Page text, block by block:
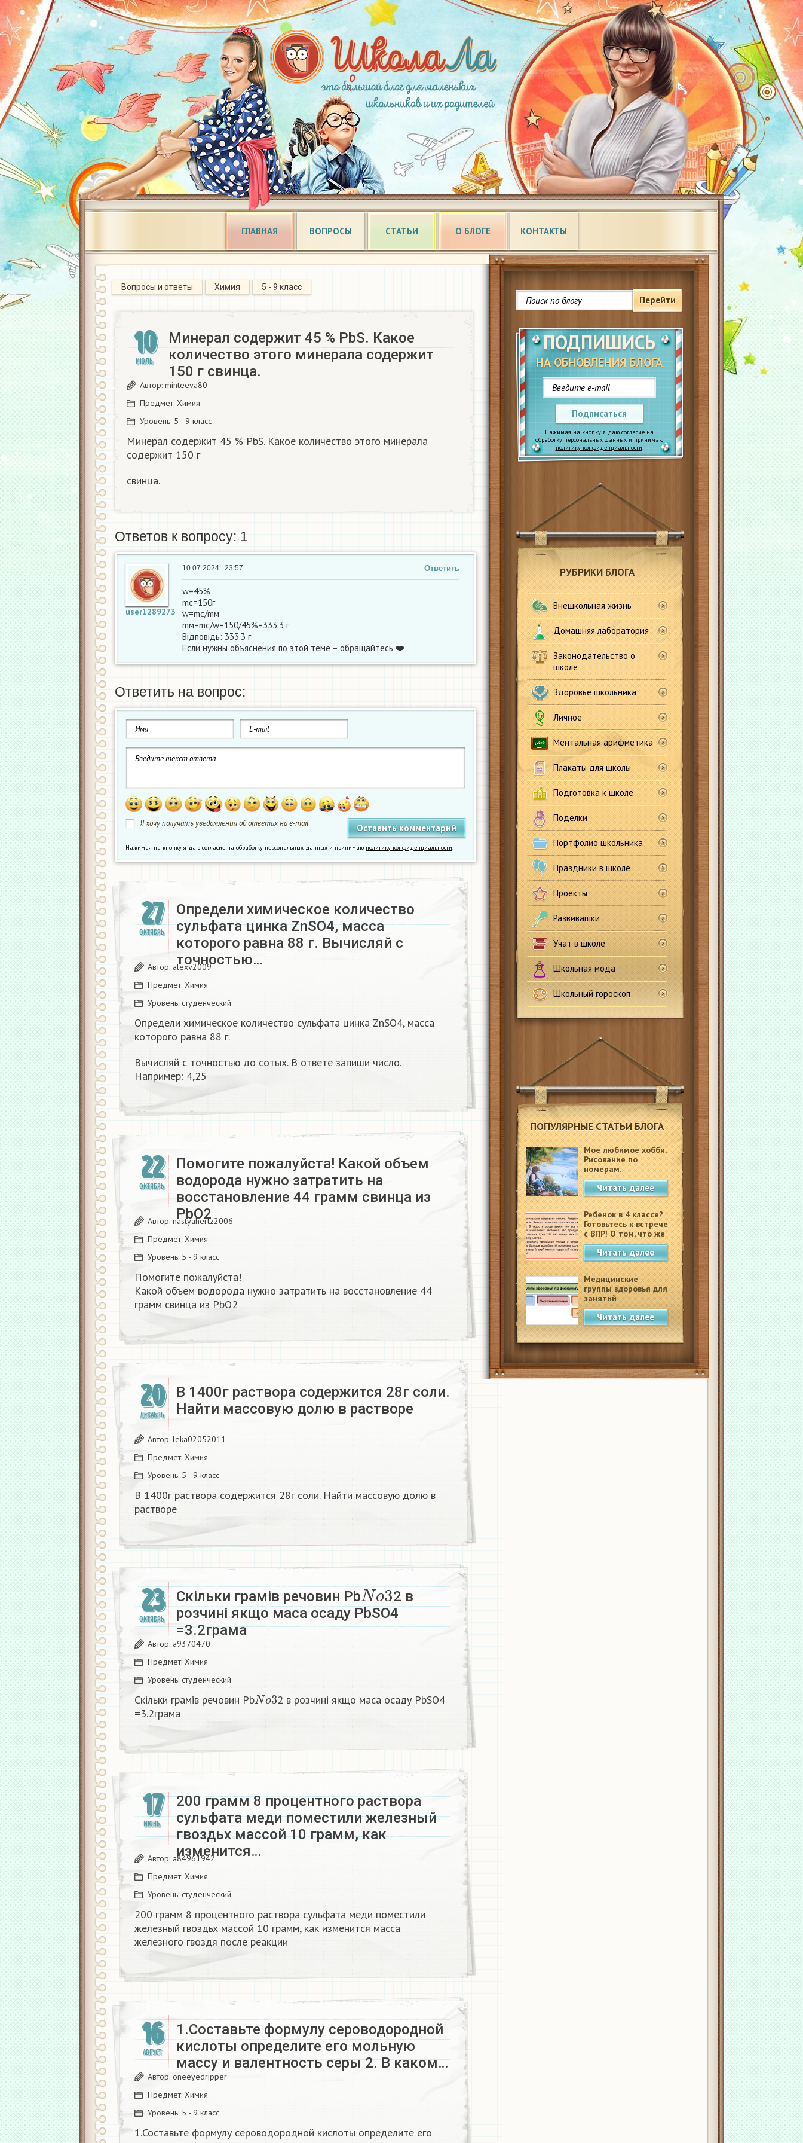
ГЛАВНАЯ ВОПРОСЫ СТАТЬИ О БЛОГЕ КОНТАКТЫ
Перейти
ПОДПИШИСЬ
НА ОБНОВЛЕНИЯ БЛОГА
Подписаться
Нажимая на кнопку я даю согласие на
обработку персональных данных и принимаю
политику конфиденциальности.
РУБРИКИ БЛОГА
Внешкольная жизнь
Домашняя лаборатория
Законодательство о
школе
Здоровье школьника
Личное
Ментальная арифметика
Плакаты для школы
Подготовка к школе
Поделки
Портфолио школьника
Праздники в школе
Проекты
Развивашки
Учат в школе
Школьная мода
Школьный гороскоп
ПОПУЛЯРНЫЕ СТАТЬИ БЛОГА
Мое любимое хобби.
Рисование по
номерам.
Читать далее
Ребенок в 4 классе?
Готовьтесь к встрече
с ВПР! О том, что же
это такое.
Читать далее
Медицинские
группы здоровья для
занятий
физкультурой в
школеЧитать далее
Вопросы и ответы Химия 5 - 9 класс
10
ИЮЛЬ
Минерал содержит 45 % PbS. Какое
количество этого минерала содержит
150 г свинца.
Автор: minteeva80
Предмет: Химия
Уровень: 5 - 9 класс
Минерал содержит 45 % PbS. Какое количество этого минерала
содержит 150 г
свинца.
Ответов к вопросу: 1
user1289273
Ответить
10.07.2024 | 23:57
w=45%
mс=150г
w=mc/mм
mм=mc/w=150/45%=333.3 г
Відповідь: 333.3 г
Если нужны объяснения по этой теме – обращайтесь ❤️
Ответить на вопрос:
Я хочу получать уведомления об ответах на e-mail
Нажимая на кнопку я даю согласие на обработку персональных данных и принимаю политику конфиденциальности.
27
ОКТЯБРЬ
Определи химическое количество
сульфата цинка ZnSO4, масса
которого равна 88 г. Вычисляй с
точностью…
Автор: alexv2009
Предмет: Химия
Уровень: студенческий
Определи химическое количество сульфата цинка ZnSO4, масса
которого равна 88 г.
Вычисляй с точностью до сотых. В ответе запиши число.
Например: 4,25
22
ОКТЯБРЬ
Помогите пожалуйста! Какой объем
водорода нужно затратить на
восстановление 44 грамм свинца из
PbO2​
Автор: nastyahertz2006
Предмет: Химия
Уровень: 5 - 9 класс
Помогите пожалуйста!
Какой объем водорода нужно затратить на восстановление 44
грамм свинца из PbO2​
20
ДЕКАБРЬ
В 1400г раствора содержится 28г соли.
Найти массовую долю в растворе
Автор: leka02052011
Предмет: Химия
Уровень: 5 - 9 класс
В 1400г раствора содержится 28г соли. Найти массовую долю в
растворе
23
ОКТЯБРЬ
Скільки грамів речовин Pb
No3
2 в
розчині якщо маса осаду PbSO4
=3.2грама
Автор: a9370470
Предмет: Химия
Уровень: студенческий
Скільки грамів речовин Pb
No 3
2 в розчині якщо маса осаду PbSO4
=3.2грама
17
ИЮНЬ
200 грамм 8 процентного раствора
сульфата меди поместили железный
гвоздьх массой 10 грамм, как
изменится…
Автор: a84961942
Предмет: Химия
Уровень: студенческий
200 грамм 8 процентного раствора сульфата меди поместили
железный гвоздьх массой 10 грамм, как изменится масса
железного гвоздя после реакции​
16
АВГУСТ
1.Составьте формулу сероводородной
кислоты определите его мольную
массу и валентность серы 2. В каком…
Автор: oneeyedripper
Предмет: Химия
Уровень: 5 - 9 класс
1.Составьте формулу сероводородной кислоты определите его